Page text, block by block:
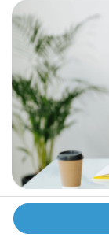
【猎头支招
个？